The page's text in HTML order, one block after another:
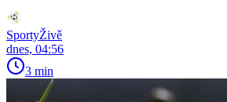
SportyŽivě
dnes, 04:56
3 min